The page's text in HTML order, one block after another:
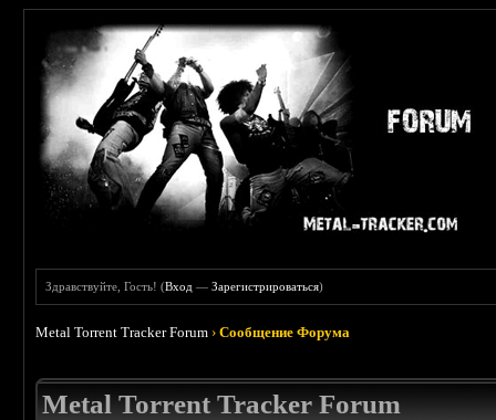
Здравствуйте, Гость! (Вход —Зарегистрироваться)
Metal Torrent Tracker Forum ›Сообщение Форума
Metal Torrent Tracker Forum